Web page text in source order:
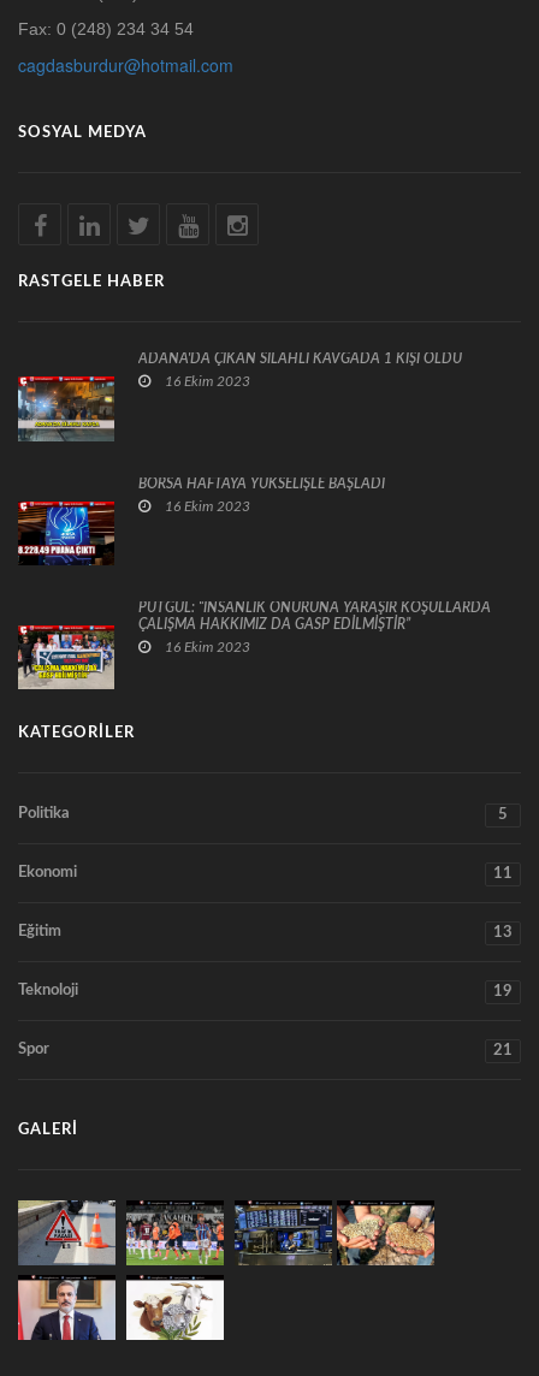
Fax: 0 (248) 234 34 54
cagdasburdur@hotmail.com
SOSYAL MEDYA
RASTGELE HABER
ADANA'DA ÇIKAN SİLAHLI KAVGADA 1 KİŞİ ÖLDÜ
16 Ekim 2023
BORSA HAFTAYA YÜKSELİŞLE BAŞLADI
16 Ekim 2023
PUTGÜL: “İNSANLIK ONURUNA YARAŞIR KOŞULLARDA
ÇALIŞMA HAKKIMIZ DA GASP EDİLMİŞTİR”
16 Ekim 2023
KATEGORILER
Politika 5
Ekonomi 11
Eğitim 13
Teknoloji 19
Spor 21
GALERI